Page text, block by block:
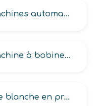
Opérateur sur machines automatisées en production électrique-électronique
Opérateur sur machine à bobiner en électricité
Opérateur en salle blanche en production électronique-microélectronique